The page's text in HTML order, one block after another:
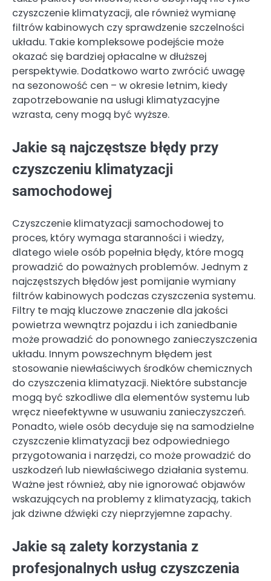
czyszczenie klimatyzacji, ale również wymianę
filtrów kabinowych czy sprawdzenie szczelności
układu. Takie kompleksowe podejście może
okazać się bardziej opłacalne w dłuższej
perspektywie. Dodatkowo warto zwrócić uwagę
na sezonowość cen – w okresie letnim, kiedy
zapotrzebowanie na usługi klimatyzacyjne
wzrasta, ceny mogą być wyższe.
Jakie są najczęstsze błędy przy
czyszczeniu klimatyzacji
samochodowej
Czyszczenie klimatyzacji samochodowej to
proces, który wymaga staranności i wiedzy,
dlatego wiele osób popełnia błędy, które mogą
prowadzić do poważnych problemów. Jednym z
najczęstszych błędów jest pomijanie wymiany
filtrów kabinowych podczas czyszczenia systemu.
Filtry te mają kluczowe znaczenie dla jakości
powietrza wewnątrz pojazdu i ich zaniedbanie
może prowadzić do ponownego zanieczyszczenia
układu. Innym powszechnym błędem jest
stosowanie niewłaściwych środków chemicznych
do czyszczenia klimatyzacji. Niektóre substancje
mogą być szkodliwe dla elementów systemu lub
wręcz nieefektywne w usuwaniu zanieczyszczeń.
Ponadto, wiele osób decyduje się na samodzielne
czyszczenie klimatyzacji bez odpowiedniego
przygotowania i narzędzi, co może prowadzić do
uszkodzeń lub niewłaściwego działania systemu.
Ważne jest również, aby nie ignorować objawów
wskazujących na problemy z klimatyzacją, takich
jak dziwne dźwięki czy nieprzyjemne zapachy.
Jakie są zalety korzystania z
profesjonalnych usług czyszczenia